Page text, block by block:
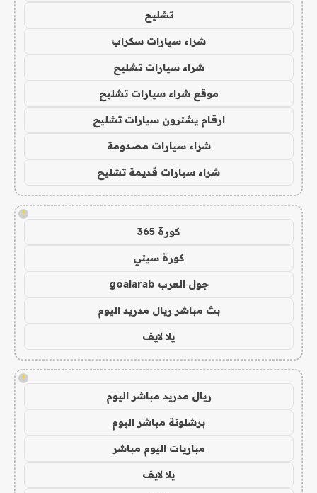
تشليح
شراء سيارات سكراب
شراء سيارات تشليح
موقع شراء سيارات تشليح
ارقام يشترون سيارات تشليح
شراء سيارات مصدومة
شراء سيارات قديمة تشليح
!
كورة 365
كورة سيتي
جول العرب goalarab
بث مباشر ريال مدريد اليوم
يلا لايف
!
ريال مدريد مباشر اليوم
برشلونة مباشر اليوم
مباريات اليوم مباشر
يلا لايف